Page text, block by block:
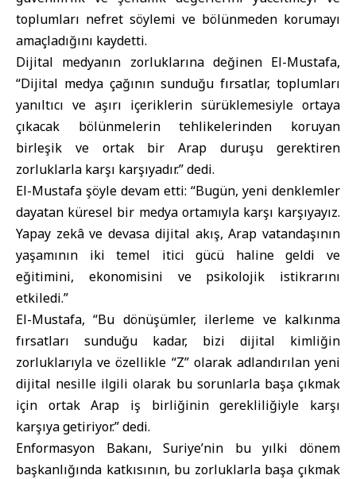
toplumları nefret söylemi ve bölünmeden korumayı
amaçladığını kaydetti.
Dijital medyanın zorluklarına değinen El-Mustafa,
“Dijital medya çağının sunduğu fırsatlar, toplumları
yanıltıcı ve aşırı içeriklerin sürüklemesiyle ortaya
çıkacak bölünmelerin tehlikelerinden koruyan
birleşik ve ortak bir Arap duruşu gerektiren
zorluklarla karşı karşıyadır.” dedi.
El-Mustafa şöyle devam etti: “Bugün, yeni denklemler
dayatan küresel bir medya ortamıyla karşı karşıyayız.
Yapay zekâ ve devasa dijital akış, Arap vatandaşının
yaşamının iki temel itici gücü haline geldi ve
eğitimini, ekonomisini ve psikolojik istikrarını
etkiledi.”
El-Mustafa, “Bu dönüşümler, ilerleme ve kalkınma
fırsatları sunduğu kadar, bizi dijital kimliğin
zorluklarıyla ve özellikle “Z” olarak adlandırılan yeni
dijital nesille ilgili olarak bu sorunlarla başa çıkmak
için ortak Arap iş birliğinin gerekliliğiyle karşı
karşıya getiriyor.” dedi.
Enformasyon Bakanı, Suriye’nin bu yılki dönem
başkanlığında katkısının, bu zorluklarla başa çıkmak